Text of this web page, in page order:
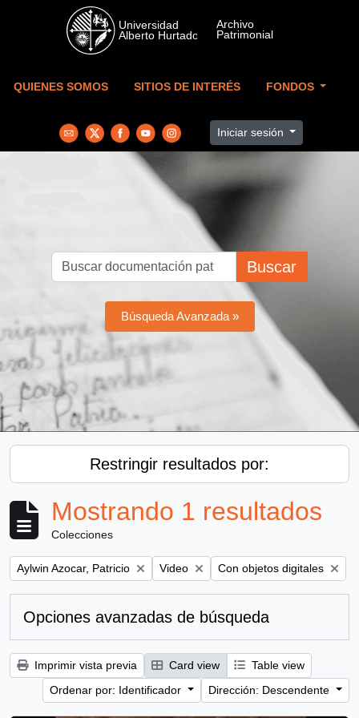
Skip to main content
QUIENES SOMOS SITIOS DE INTERÉS FONDOS
Iniciar sesión
Buscar
Búsqueda Avanzada »
Restringir resultados por:
Mostrando 1 resultados
Colecciones
Remove filter:
Aylwin Azocar, Patricio Remove filter:
Video Remove filter:
Con objetos digitales
Opciones avanzadas de búsqueda
Imprimir vista previa Card view
Table view
Ordenar por: Identificador
Dirección: Descendente